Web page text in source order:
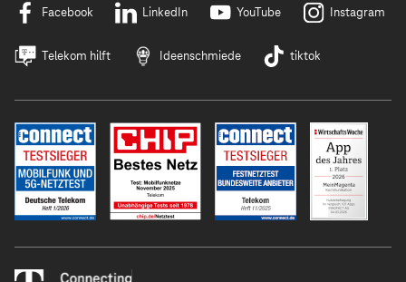
Facebook LinkedIn YouTube Instagram
Telekom hilft Ideenschmiede tiktok